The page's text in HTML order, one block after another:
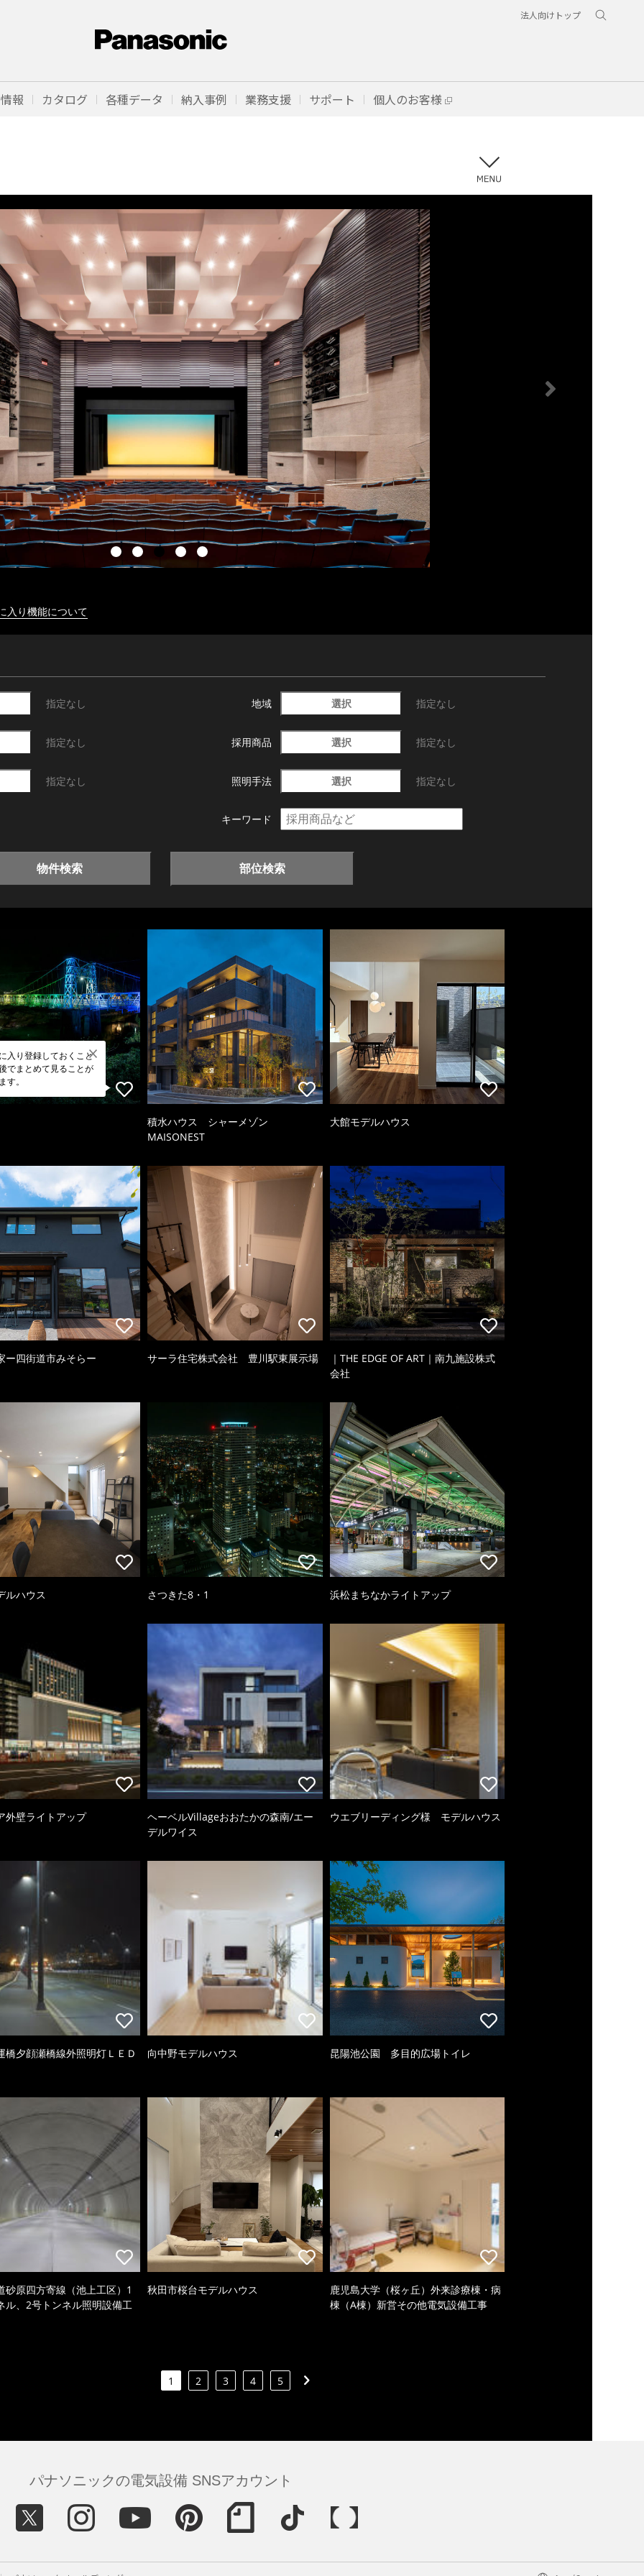
法人向けトップ
報 カタログ 各種データ 納入事例 業務支援 サポート 個人のお客様
入り機能について
指定なし 地域 選択 指定なし
指定なし 採用商品 選択 指定なし
指定なし 照明手法 選択 指定なし
キーワード
物件検索 部位検索
入り登録しておくこと
でまとめて見ることが
す。
積水ハウス シャーメゾン
MAISONEST
大館モデルハウス
ー四街道市みそらー サーラ住宅株式会社 豊川駅東展示場
｜THE EDGE OF ART｜南九施設株式
会社
ルハウス さつきた8・1 浜松まちなかライトアップ
外壁ライトアップ
ヘーベルVillageおおたかの森南/エー
デルワイス
ウエブリーディング様 モデルハウス
橋夕顔瀬橋線外照明灯ＬＥＤ 向中野モデルハウス 昆陽池公園 多目的広場トイレ
砂原四方寄線（池上工区）1
ル、2号トンネル照明設備工
秋田市桜台モデルハウス
鹿児島大学（桜ヶ丘）外来診療棟・病
棟（A棟）新営その他電気設備工事
1 2 3 4 5
パナソニックの電気設備 SNSアカウント